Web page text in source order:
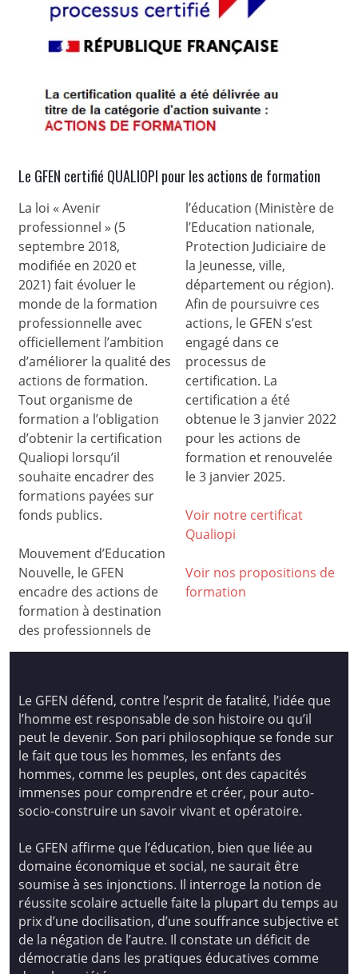
Le GFEN certifié QUALIOPI pour les actions de formation
La loi « Avenir
professionnel » (5
septembre 2018,
modifiée en 2020 et
2021) fait évoluer le
monde de la formation
professionnelle avec
officiellement l’ambition
d’améliorer la qualité des
actions de formation.
Tout organisme de
formation a l’obligation
d’obtenir la certification
Qualiopi lorsqu’il
souhaite encadrer des
formations payées sur
fonds publics.
Mouvement d’Education
Nouvelle, le GFEN
encadre des actions de
formation à destination
des professionnels de
l’éducation (Ministère de
l’Education nationale,
Protection Judiciaire de
la Jeunesse, ville,
département ou région).
Afin de poursuivre ces
actions, le GFEN s’est
engagé dans ce
processus de
certification. La
certification a été
obtenue le 3 janvier 2022
pour les actions de
formation et renouvelée
le 3 janvier 2025.
Voir notre certificat
Qualiopi
Voir nos propositions de
formation
Le GFEN défend, contre l’esprit de fatalité, l’idée que
l’homme est responsable de son histoire ou qu’il
peut le devenir. Son pari philosophique se fonde sur
le fait que tous les hommes, les enfants des
hommes, comme les peuples, ont des capacités
immenses pour comprendre et créer, pour auto-
socio-construire un savoir vivant et opératoire.
Le GFEN affirme que l’éducation, bien que liée au
domaine économique et social, ne saurait être
soumise à ses injonctions. Il interroge la notion de
réussite scolaire actuelle faite la plupart du temps au
prix d’une docilisation, d’une souffrance subjective et
de la négation de l’autre. Il constate un déficit de
démocratie dans les pratiques éducatives comme